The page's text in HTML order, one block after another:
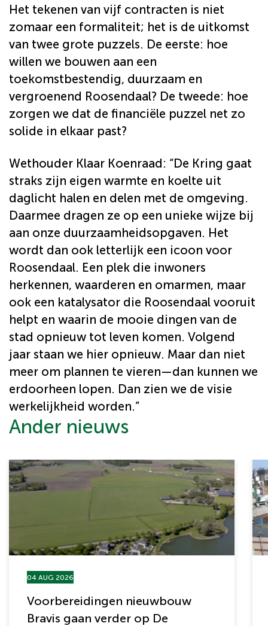
Het tekenen van vijf contracten is niet
zomaar een formaliteit; het is de uitkomst
van twee grote puzzels. De eerste: hoe
willen we bouwen aan een
toekomstbestendig, duurzaam en
vergroenend Roosendaal? De tweede: hoe
zorgen we dat de financiële puzzel net zo
solide in elkaar past?
Wethouder Klaar Koenraad: “De Kring gaat
straks zijn eigen warmte en koelte uit
daglicht halen en delen met de omgeving.
Daarmee dragen ze op een unieke wijze bij
aan onze duurzaamheidsopgaven. Het
wordt dan ook letterlijk een icoon voor
Roosendaal. Een plek die inwoners
herkennen, waarderen en omarmen, maar
ook een katalysator die Roosendaal vooruit
helpt en waarin de mooie dingen van de
stad opnieuw tot leven komen. Volgend
jaar staan we hier opnieuw. Maar dan niet
meer om plannen te vieren—dan kunnen we
erdoorheen lopen. Dan zien we de visie
werkelijkheid worden.”
Ander nieuws
04 AUG 2026
Voorbereidingen nieuwbouw
Bravis gaan verder op De